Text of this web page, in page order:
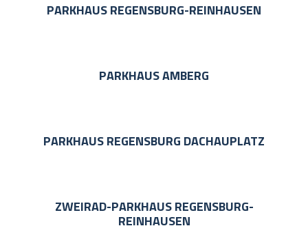
PARKHAUS REGENSBURG-REINHAUSEN
PARKHAUS AMBERG
PARKHAUS REGENSBURG DACHAUPLATZ
ZWEIRAD-PARKHAUS REGENSBURG-
REINHAUSEN